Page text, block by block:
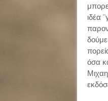
ιδέα
δούμε
όσα